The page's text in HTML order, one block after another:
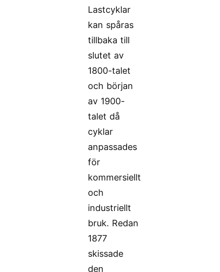
Lastcyklar
kan spåras
tillbaka till
slutet av
1800-talet
och början
av 1900-
talet då
cyklar
anpassades
för
kommersiellt
och
industriellt
bruk. Redan
1877
skissade
den